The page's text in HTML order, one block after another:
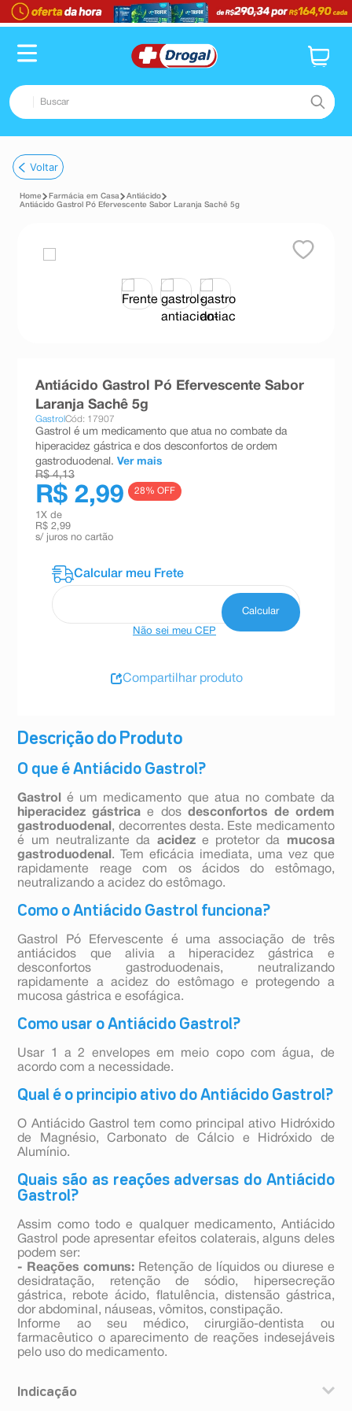
Buscar
1º fralda
2º dipirona
tadalafila
absorvente
10ºshampoo
Voltar
Farmácia em Casa
Antiácido
Antiácido Gastrol Pó Efervescente Sabor Laranja Sachê 5g
Descrição do Produto
O que é Antiácido Gastrol?
Gastrolé um medicamento que atua no combate da
hiperacidez gástrica e dos desconfortos de ordem
gastroduodenal , decorrentes desta. Este medicamento
é um neutralizante da acideze protetor da mucosa
gastroduodenal . Tem eficácia imediata, uma vez que
rapidamente reage com os ácidos do estômago,
neutralizando a acidez do estômago.
Como o Antiácido Gastrol funciona?
Gastrol Pó Efervescente é uma associação de três
antiácidos que alivia a hiperacidez gástrica e
desconfortos gastroduodenais, neutralizando
rapidamente a acidez do estômago e protegendo a
mucosa gástrica e esofágica.
Como usar o Antiácido Gastrol?
Usar 1 a 2 envelopes em meio copo com água, de
acordo com a necessidade.
Qual é o principio ativo do Antiácido Gastrol?
O Antiácido Gastrol tem como principal ativo Hidróxido
de Magnésio, Carbonato de Cálcio e Hidróxido de
Alumínio.
Quais são as reações adversas do Antiácido
Gastrol?
Assim como todo e qualquer medicamento, Antiácido
Gastrol pode apresentar efeitos colaterais, alguns deles
podem ser:
- Reações comuns: Retenção de líquidos ou diurese e
desidratação, retenção de sódio, hipersecreção
gástrica, rebote ácido, flatulência, distensão gástrica,
dor abdominal, náuseas, vômitos, constipação.
Informe ao seu médico, cirurgião-dentista ou
farmacêutico o aparecimento de reações indesejáveis
pelo uso do medicamento.
Indicação
Antiácido Gastrol Pó Efervescente Sabor
Laranja Sachê 5g
GastrolCód: 17907
Gastrol é um medicamento que atua no combate da
hiperacidez gástrica e dos desconfortos de ordem
gastroduodenal. Ver mais
R$ 4,13
R$ 2,99 28% OFF
1 X de
R$ 2,99
s/ juros no cartão
Não sei meu CEP
Compartilhar produto